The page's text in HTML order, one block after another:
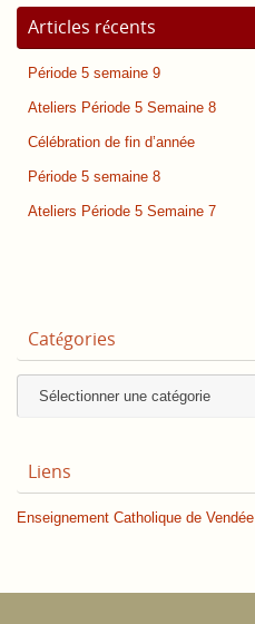
Articles récents
Période 5 semaine 9
Ateliers Période 5 Semaine 8
Célébration de fin d’année
Période 5 semaine 8
Ateliers Période 5 Semaine 7
Catégories
Liens
Enseignement Catholique de Vendée